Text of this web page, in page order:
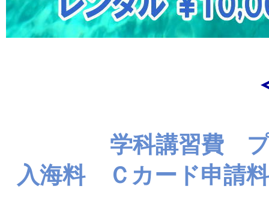
学科講習費
入海料 Ｃカード申請